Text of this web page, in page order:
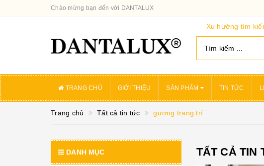
Chào mừng bạn đến với DANTALUX
Xu hướng tìm
TRANG CHỦ GIỚI THIỆU SẢN PHẨM TIN TỨC
Trang chủ Tất cả tin tức gương trang trí
TẤT CẢ TIN
DANH MỤC